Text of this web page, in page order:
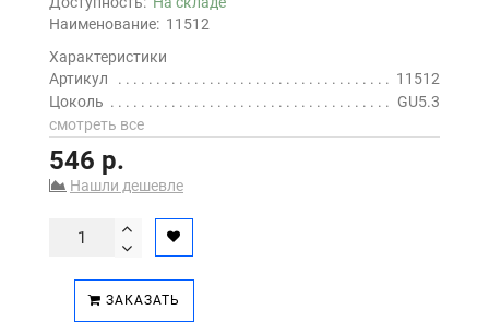
Наименование: 11512
Характеристики
Артикул
11512
Цоколь
GU5.3
смотреть все
546 р.
Нашли дешевле
ЗАКАЗАТЬ